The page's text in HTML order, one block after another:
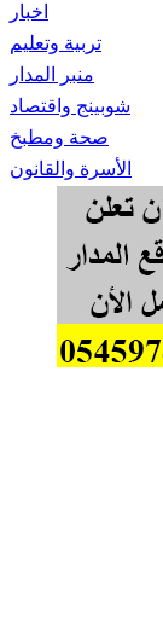
اخبار
تربية وتعليم
منبر المدار
شوبينج واقتصاد
صحة ومطبخ
الأسرة والقانون